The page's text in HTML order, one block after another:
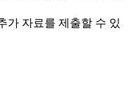
가 자료를 제출할 수 있